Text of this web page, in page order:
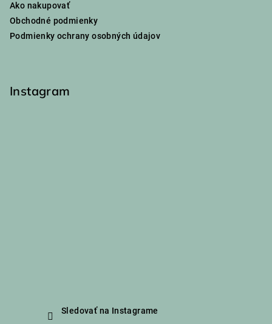
Ako nakupovať
Obchodné podmienky
Podmienky ochrany osobných údajov
Instagram
Sledovať na Instagrame